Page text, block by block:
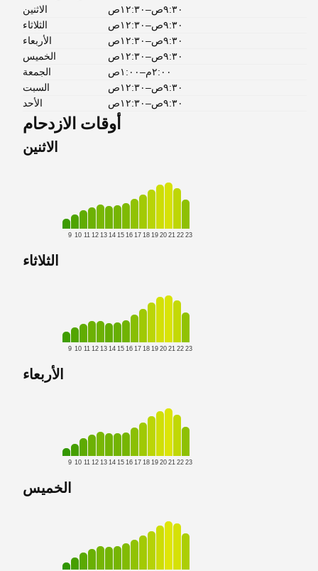
الاثنين
٩:٣٠ص–١٢:٣٠ص
الثلاثاء
٩:٣٠ص–١٢:٣٠ص
الأربعاء
٩:٣٠ص–١٢:٣٠ص
الخميس
٩:٣٠ص–١٢:٣٠ص
الجمعة
٢:٠٠م–١:٠٠ص
السبت
٩:٣٠ص–١٢:٣٠ص
الأحد
٩:٣٠ص–١٢:٣٠ص
أوقات الازدحام
الاثنين
9 10 11 12 13 14 15 16 17 18 19 20 21 22 23
الثلاثاء
9 10 11 12 13 14 15 16 17 18 19 20 21 22 23
الأربعاء
9 10 11 12 13 14 15 16 17 18 19 20 21 22 23
الخميس